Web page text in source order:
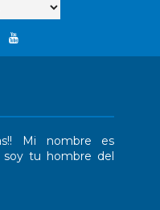
Mi nombre es
tu hombre del